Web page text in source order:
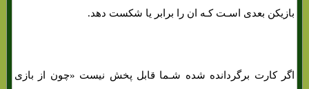
بازیکن بعدی اسـت کـه ان را برابر یا شکست دهد.
اگر کارت برگردانده شده شـما قابل پخش نیست «چون از بازی